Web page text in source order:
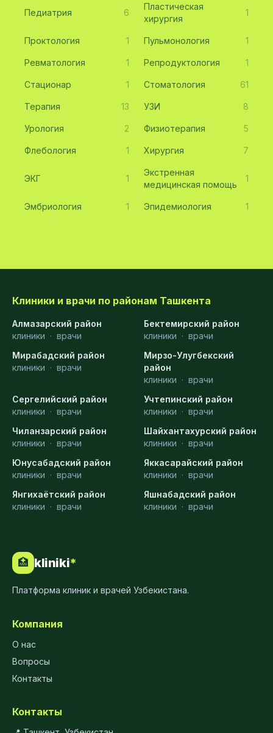
Педиатрия 6
Пластическая
хирургия
1
Проктология 1 Пульмонология 1
Ревматология 1 Репродуктология 1
Стационар 1 Стоматология 61
Терапия 13 УЗИ 8
Урология 2 Физиотерапия 5
Флебология 1 Хирургия 7
ЭКГ 1
Экстренная
медицинская помощь
1
Эмбриология 1 Эпидемиология 1
Клиники и врачи по районам Ташкента
Алмазарский район
клиники · врачи
Бектемирский район
клиники · врачи
Мирабадский район
клиники · врачи
Мирзо-Улугбекский
район
клиники · врачи
Сергелийский район
клиники · врачи
Учтепинский район
клиники · врачи
Чиланзарский район
клиники · врачи
Шайхантахурский район
клиники · врачи
Юнусабадский район
клиники · врачи
Яккасарайский район
клиники · врачи
Янгихаётский район
клиники · врачи
Яшнабадский район
клиники · врачи
🏥 kliniki*
Платформа клиник и врачей Узбекистана.
Компания
О нас
Вопросы
Контакты
Контакты